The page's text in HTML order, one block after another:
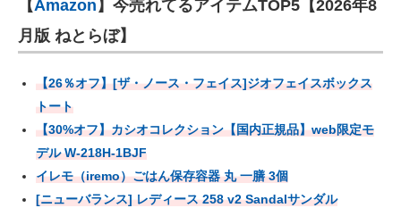
【Amazon 】今売れてるアイテムTOP5【2026年8
月版 ねとらぼ】
【26％オフ】[ザ・ノース・フェイス]ジオフェイスボックス
トート
【30%オフ】カシオコレクション【国内正規品】web限定モ
デル W-218H-1BJF
イレモ（iremo）ごはん保存容器 丸 一膳 3個
[ニューバランス] レディース 258 v2 Sandalサンダル